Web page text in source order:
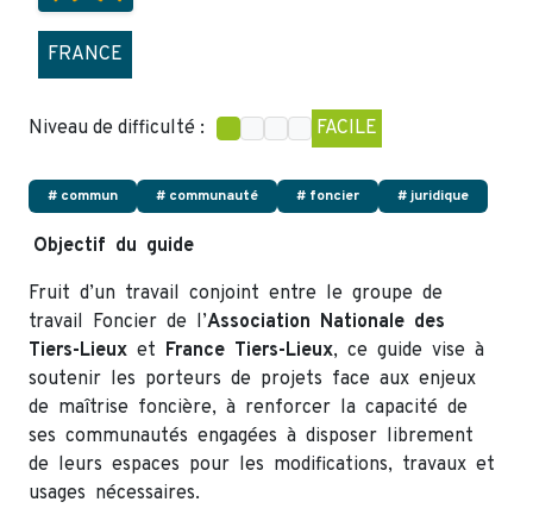
FRANCE
Niveau de difficulté : FACILE
# commun # communauté # foncier # juridique
Objectif du guide
Fruit d’un travail conjoint entre le groupe de
travail Foncier de l’Association Nationale des
Tiers-Lieux et France Tiers-Lieux, ce guide vise à
soutenir les porteurs de projets face aux enjeux
de maîtrise foncière, à renforcer la capacité de
ses communautés engagées à disposer librement
de leurs espaces pour les modifications, travaux et
usages nécessaires.